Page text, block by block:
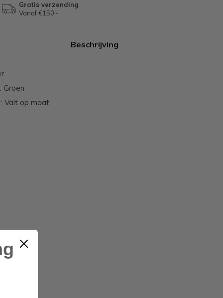
Gratis verzending
Vanaf €150,-
Beschrijving
Groen
Valt op maat